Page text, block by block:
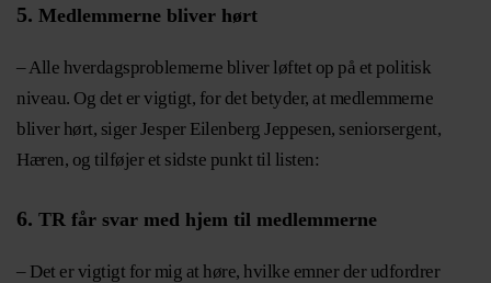
5. Medlemmerne bliver hørt
– Alle hverdagsproblemerne bliver løftet op på et politisk
niveau. Og det er vigtigt, for det betyder, at medlemmerne
bliver hørt, siger Jesper Eilenberg Jeppesen, seniorsergent,
Hæren, og tilføjer et sidste punkt til listen:
6. TR får svar med hjem til medlemmerne
– Det er vigtigt for mig at høre, hvilke emner der udfordrer